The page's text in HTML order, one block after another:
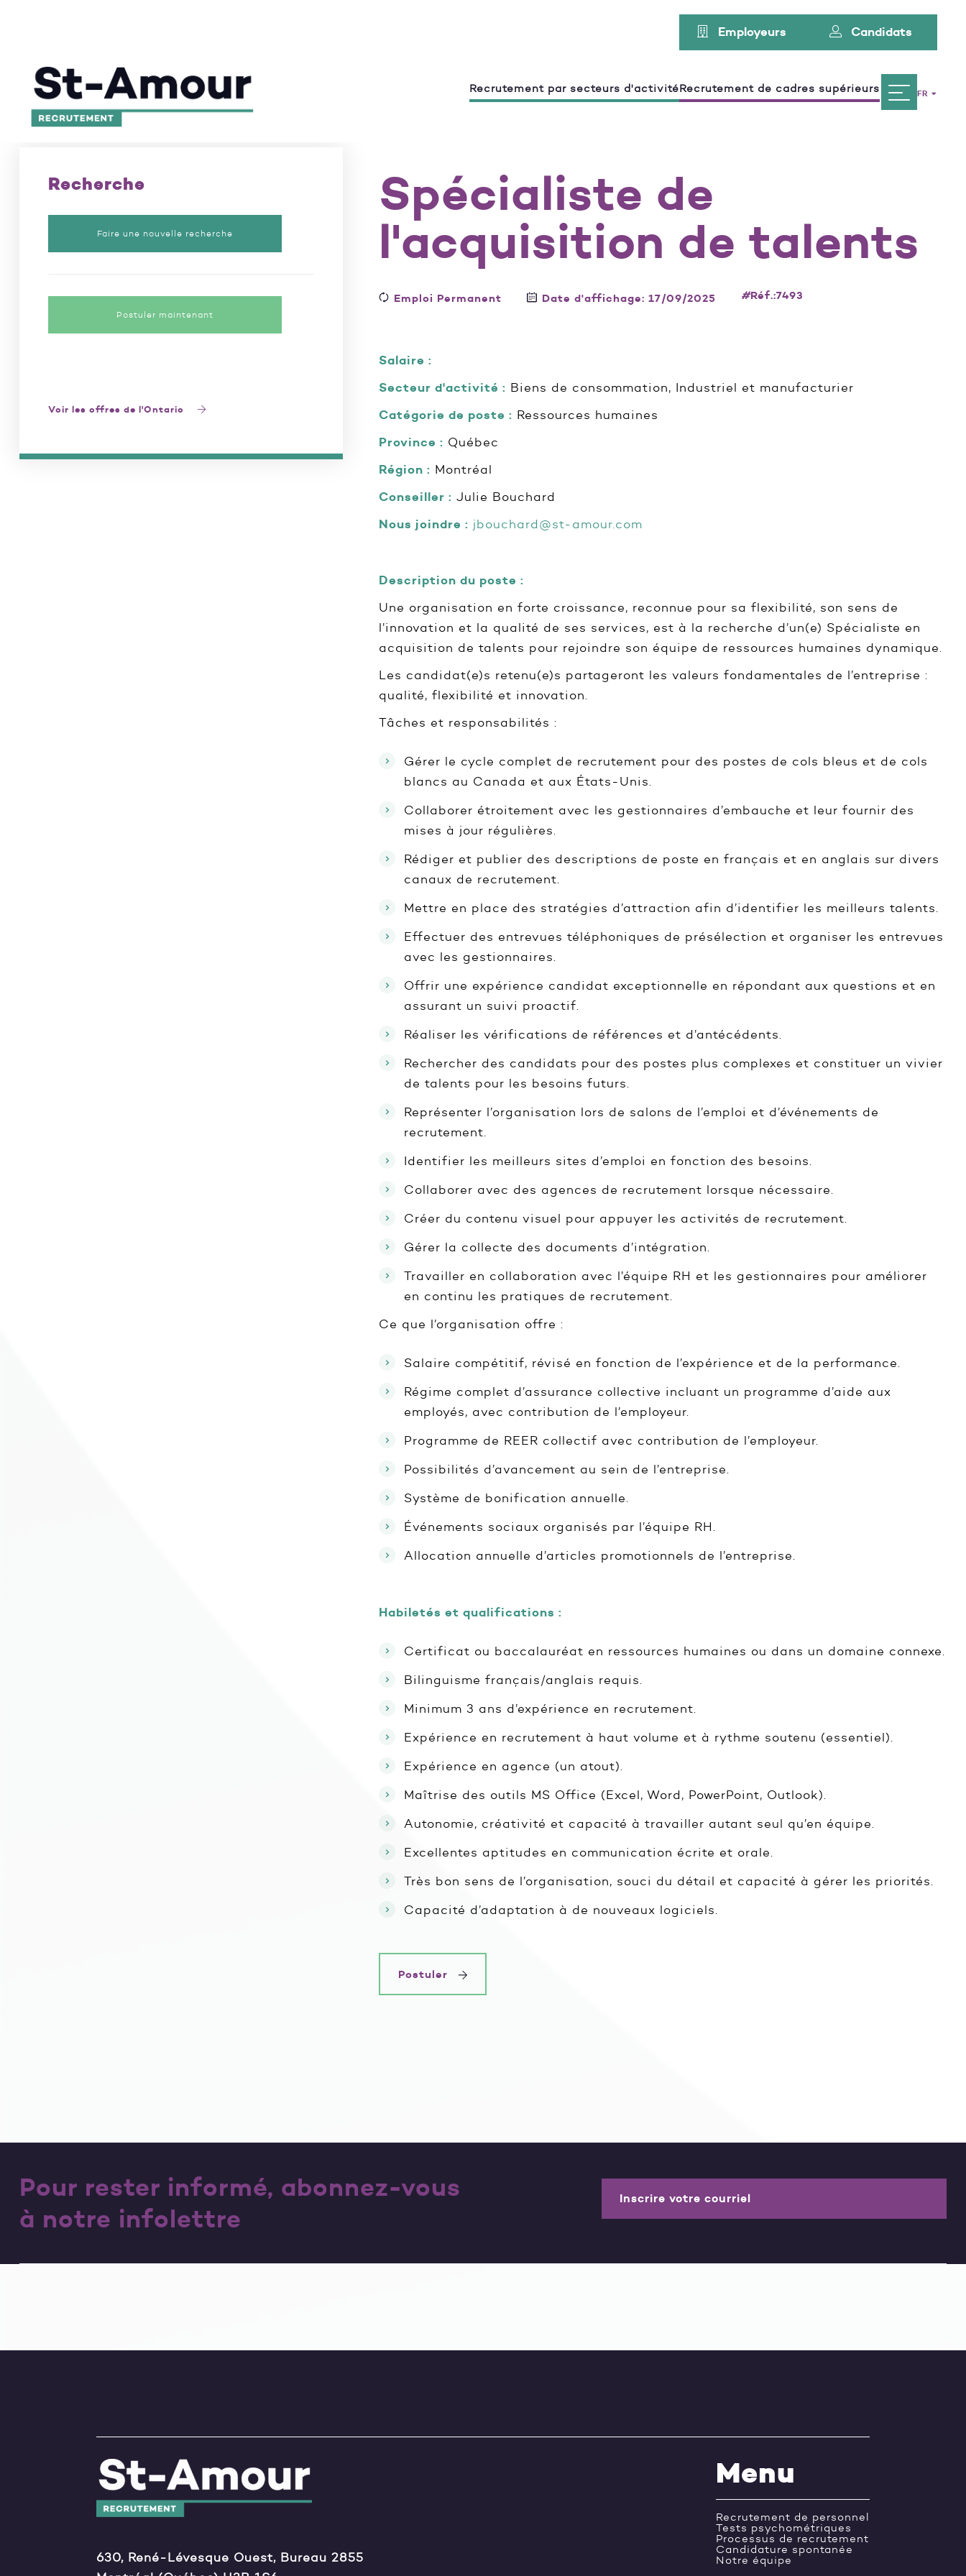
Employeurs Candidats
Recrutement par secteurs d'activitéRecrutement de cadres supérieurs FR
Recherche
Faire une nouvelle recherche
Postuler maintenant
Voir les offres de l'Ontario
Spécialiste de
l'acquisition de talents
Emploi Permanent Date d'affichage: 17/09/2025 #Réf.:7493
Salaire :
Secteur d'activité : Biens de consommation, Industriel et manufacturier
Catégorie de poste : Ressources humaines
Province : Québec
Région : Montréal
Conseiller : Julie Bouchard
Nous joindre : jbouchard@st-amour.com
Description du poste :
Une organisation en forte croissance, reconnue pour sa flexibilité, son sens de
l’innovation et la qualité de ses services, est à la recherche d’un(e) Spécialiste en
acquisition de talents pour rejoindre son équipe de ressources humaines dynamique.
Les candidat(e)s retenu(e)s partageront les valeurs fondamentales de l’entreprise :
qualité, flexibilité et innovation.
Tâches et responsabilités :
Gérer le cycle complet de recrutement pour des postes de cols bleus et de cols
blancs au Canada et aux États-Unis.
Collaborer étroitement avec les gestionnaires d’embauche et leur fournir des
mises à jour régulières.
Rédiger et publier des descriptions de poste en français et en anglais sur divers
canaux de recrutement.
Mettre en place des stratégies d’attraction afin d’identifier les meilleurs talents.
Effectuer des entrevues téléphoniques de présélection et organiser les entrevues
avec les gestionnaires.
Offrir une expérience candidat exceptionnelle en répondant aux questions et en
assurant un suivi proactif.
Réaliser les vérifications de références et d’antécédents.
Rechercher des candidats pour des postes plus complexes et constituer un vivier
de talents pour les besoins futurs.
Représenter l’organisation lors de salons de l’emploi et d’événements de
recrutement.
Identifier les meilleurs sites d’emploi en fonction des besoins.
Collaborer avec des agences de recrutement lorsque nécessaire.
Créer du contenu visuel pour appuyer les activités de recrutement.
Gérer la collecte des documents d’intégration.
Travailler en collaboration avec l’équipe RH et les gestionnaires pour améliorer
en continu les pratiques de recrutement.
Ce que l’organisation offre :
Salaire compétitif, révisé en fonction de l’expérience et de la performance.
Régime complet d’assurance collective incluant un programme d’aide aux
employés, avec contribution de l’employeur.
Programme de REER collectif avec contribution de l’employeur.
Possibilités d’avancement au sein de l’entreprise.
Système de bonification annuelle.
Événements sociaux organisés par l’équipe RH.
Allocation annuelle d’articles promotionnels de l’entreprise.
Habiletés et qualifications :
Certificat ou baccalauréat en ressources humaines ou dans un domaine connexe.
Bilinguisme français/anglais requis.
Minimum 3 ans d’expérience en recrutement.
Expérience en recrutement à haut volume et à rythme soutenu (essentiel).
Expérience en agence (un atout).
Maîtrise des outils MS Office (Excel, Word, PowerPoint, Outlook).
Autonomie, créativité et capacité à travailler autant seul qu’en équipe.
Excellentes aptitudes en communication écrite et orale.
Très bon sens de l’organisation, souci du détail et capacité à gérer les priorités.
Capacité d’adaptation à de nouveaux logiciels.
Postuler
Pour rester informé, abonnez-vous
à notre infolettre
630, René-Lévesque Ouest, Bureau 2855
Menu
Recrutement de personnel
Tests psychométriques
Processus de recrutement
Candidature spontanée
Notre équipe